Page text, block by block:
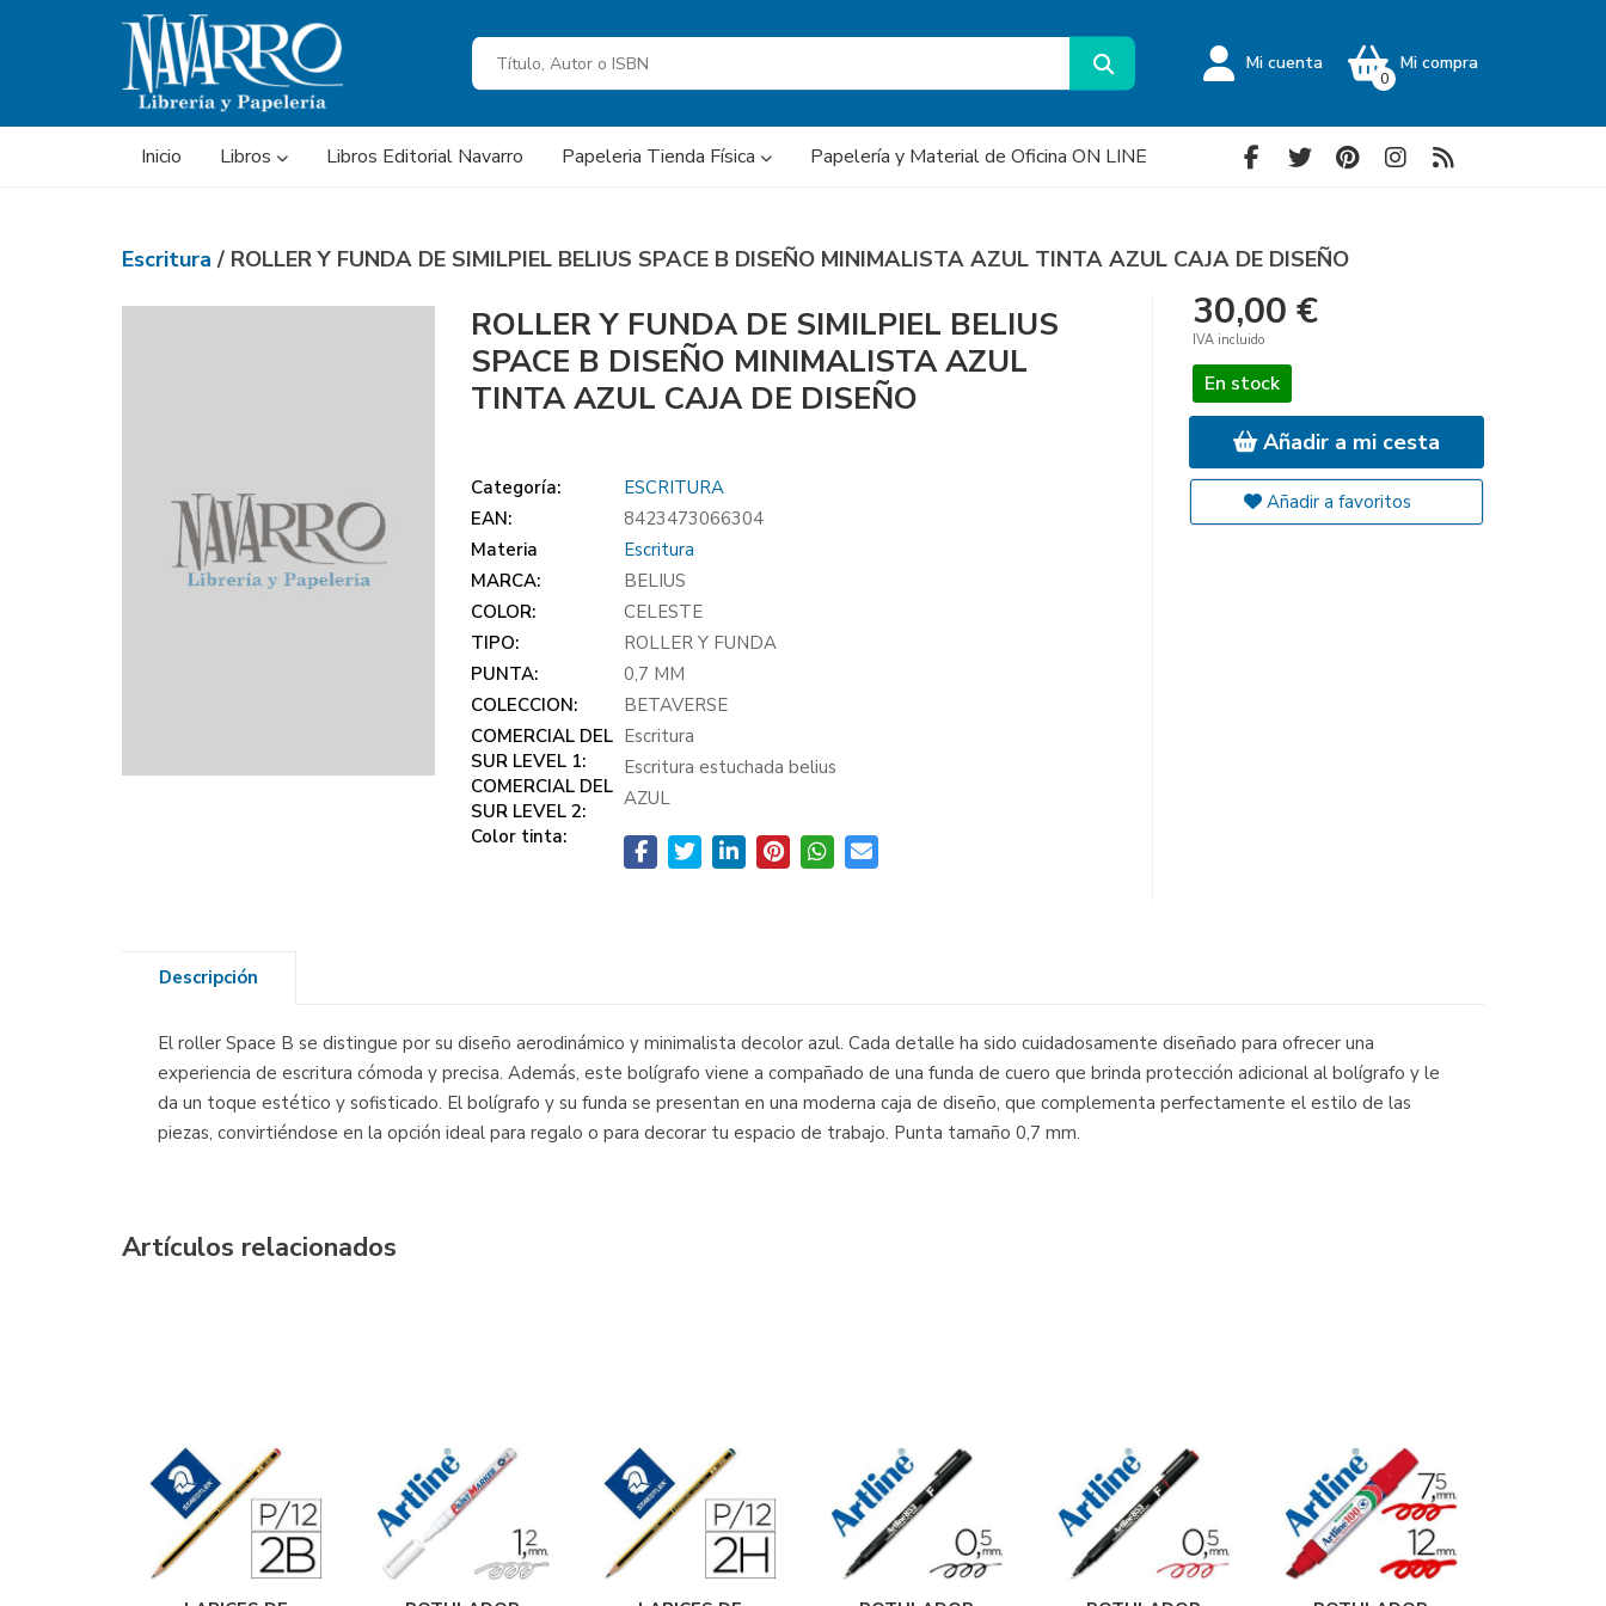
Mi cuenta Mi compra
0
Inicio Libros Libros Editorial Navarro Papeleria Tienda Física Papelería y Material de Oficina ON LINE
Escritura/ ROLLER Y FUNDA DE SIMILPIEL BELIUS SPACE B DISEÑO MINIMALISTA AZUL TINTA AZUL CAJA DE DISEÑO
ROLLER Y FUNDA DE SIMILPIEL BELIUS
SPACE B DISEÑO MINIMALISTA AZUL
TINTA AZUL CAJA DE DISEÑO
Categoría:
ESCRITURA
EAN:
8423473066304
Materia
Escritura
MARCA:
BELIUS
COLOR:
CELESTE
TIPO:
ROLLER Y FUNDA
PUNTA:
0,7 MM
COLECCION:
BETAVERSE
COMERCIAL DEL
SUR LEVEL 1:
Escritura
COMERCIAL DEL
SUR LEVEL 2:
Escritura estuchada belius
Color tinta:
AZUL
30,00 €
IVA incluido
En stock
Añadir a mi cesta
Añadir a favoritos
Descripción
El roller Space B se distingue por su diseño aerodinámico y minimalista decolor azul. Cada detalle ha sido cuidadosamente diseñado para ofrecer una
experiencia de escritura cómoda y precisa. Además, este bolígrafo viene a compañado de una funda de cuero que brinda protección adicional al bolígrafo y le
da un toque estético y sofisticado. El bolígrafo y su funda se presentan en una moderna caja de diseño, que complementa perfectamente el estilo de las
piezas, convirtiéndose en la opción ideal para regalo o para decorar tu espacio de trabajo. Punta tamaño 0,7 mm.
Artículos relacionados